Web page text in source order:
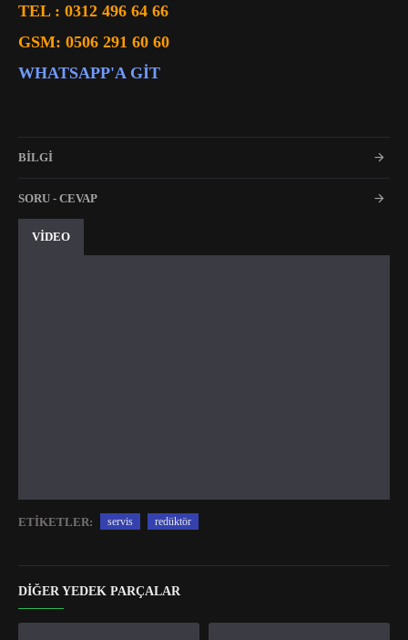
TEL : 0312 496 64 66
GSM: 0506 291 60 60
WHATSAPP'A GIT
BİLGİ
SORU - CEVAP
VİDEO
ETIKETLER: servis redüktör
DIĞER YEDEK PARÇALAR